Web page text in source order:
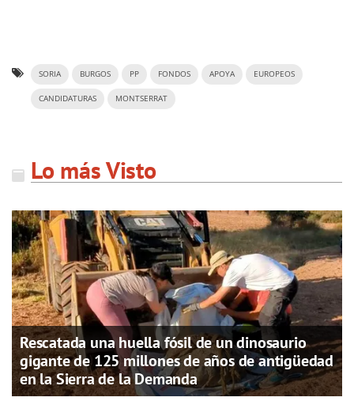
SORIA BURGOS PP FONDOS APOYA EUROPEOS
CANDIDATURAS MONTSERRAT
Lo más Visto
Rescatada una huella fósil de un dinosaurio
gigante de 125 millones de años de antigüedad
en la Sierra de la Demanda